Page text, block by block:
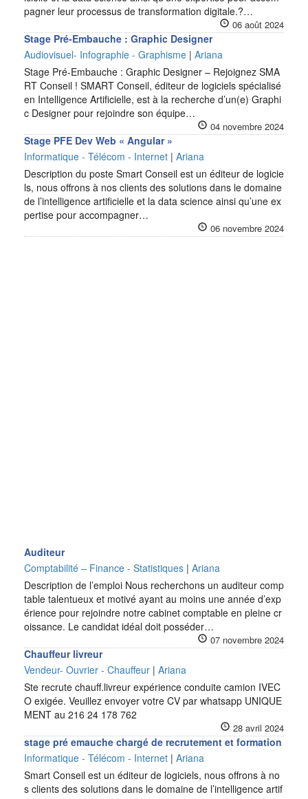
pagner leur processus de transformation digitale.?…
06 août 2024
Stage Pré-Embauche : Graphic Designer
Audiovisuel- Infographie - Graphisme | Ariana
Stage Pré-Embauche : Graphic Designer – Rejoignez SMA
RT Conseil ! SMART Conseil, éditeur de logiciels spécialisé
en Intelligence Artificielle, est à la recherche d’un(e) Graphi
c Designer pour rejoindre son équipe…
04 novembre 2024
Stage PFE Dev Web « Angular »
Informatique - Télécom - Internet | Ariana
Description du poste Smart Conseil est un éditeur de logicie
ls, nous offrons à nos clients des solutions dans le domaine
de l’intelligence artificielle et la data science ainsi qu’une ex
pertise pour accompagner…
06 novembre 2024
Auditeur
Comptabilité – Finance - Statistiques | Ariana
Description de l’emploi Nous recherchons un auditeur comp
table talentueux et motivé ayant au moins une année d’exp
érience pour rejoindre notre cabinet comptable en pleine cr
oissance. Le candidat idéal doit posséder…
07 novembre 2024
Chauffeur livreur
Vendeur- Ouvrier - Chauffeur | Ariana
Ste recrute chauff.livreur expérience conduite camion IVEC
O exigée. Veuillez envoyer votre CV par whatsapp UNIQUE
MENT au 216 24 178 762
28 avril 2024
stage pré emauche chargé de recrutement et formation
Informatique - Télécom - Internet | Ariana
Smart Conseil est un éditeur de logiciels, nous offrons à no
s clients des solutions dans le domaine de l’intelligence artif